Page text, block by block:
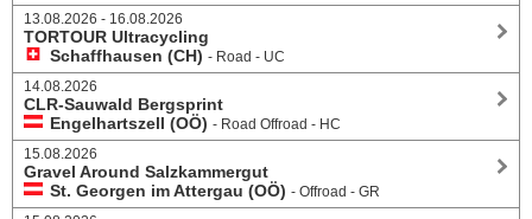
13.08.2026 - 16.08.2026
TORTOUR Ultracycling
Schaffhausen (CH) - Road - UC
14.08.2026
CLR-Sauwald Bergsprint
Engelhartszell (OÖ) - Road Offroad - HC
15.08.2026
Gravel Around Salzkammergut
St. Georgen im Attergau (OÖ) - Offroad - GR